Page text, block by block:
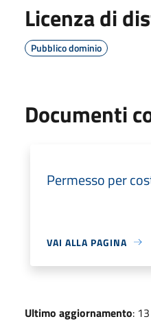
Licenza di
Pubblico dominio
Documenti
Permesso per
VAI ALLA PAGINA
Ultimo aggiornamento: